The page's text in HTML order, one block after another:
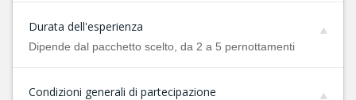
Durata dell'esperienza
Dipende dal pacchetto scelto, da 2 a 5 pernottamenti
Condizioni generali di partecipazione